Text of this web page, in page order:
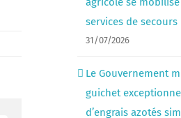
services de secours
31/07/2026
Le Gouvernement
guichet
d’engrais azotés